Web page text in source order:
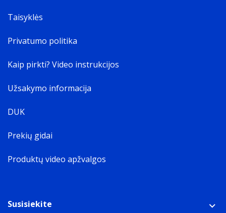
Taisyklės
Privatumo politika
Kaip pirkti? Video instrukcijos
Užsakymo informacija
DUK
Prekių gidai
Produktų video apžvalgos
Susisiekite